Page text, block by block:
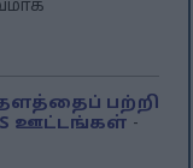
பற்றி
ஊட்டங்கள் -